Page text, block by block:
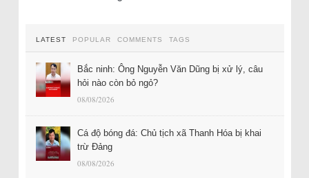
LATEST POPULAR COMMENTS TAGS
Bắc ninh: Ông Nguyễn Văn Dũng bị xử lý, câu
hỏi nào còn bỏ ngỏ?
08/08/2026
Cá độ bóng đá: Chủ tịch xã Thanh Hóa bị khai
trừ Đảng
08/08/2026